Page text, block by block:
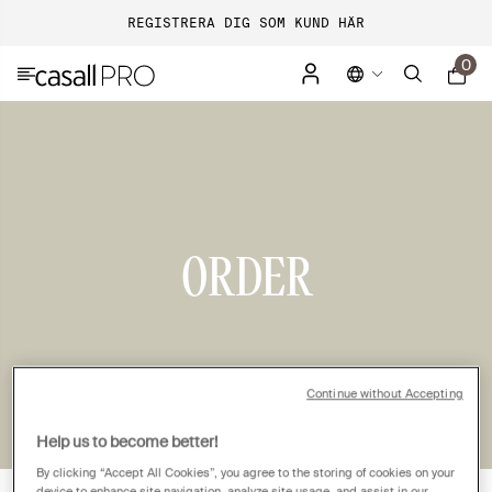
REGISTRERA DIG SOM KUND HÄR
0
ORDER
Help us to become better!
By clicking “Accept All Cookies”, you agree to the storing of cookies on your
Continue without Accepting